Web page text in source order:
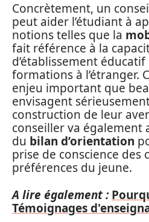
Concrètement, un
peut aider l’étudiant à
notions telles que la
fait référence à la
d’établissement
formations à l’étranger.
enjeu important que
envisagent
construction de leur
conseiller va également
du bilan d’orientation
prise de conscience des
préférences du jeune.
A lire également :
Témoignages